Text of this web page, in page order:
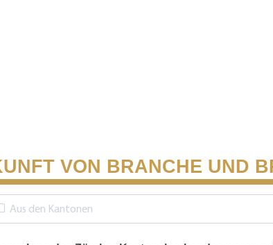
VON BRANCHE UND
Aus den Kantonen